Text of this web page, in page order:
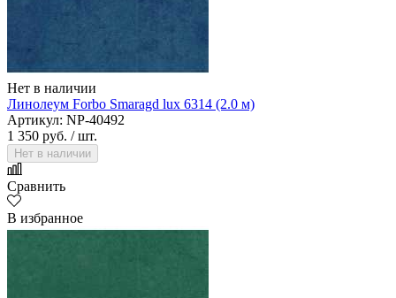
Нет в наличии
Линолеум Forbo Smaragd lux 6314 (2.0 м)
Артикул: NP-40492
1 350 руб. / шт.
Нет в наличии
Сравнить
В избранное